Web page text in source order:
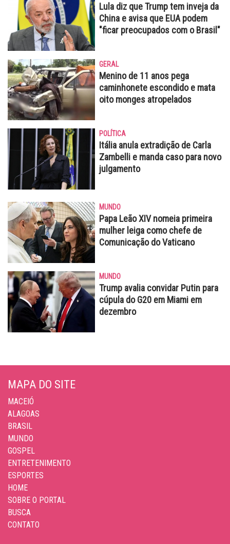
Lula diz que Trump tem inveja da
China e avisa que EUA podem
"ficar preocupados com o Brasil"
GERAL
Menino de 11 anos pega
caminhonete escondido e mata
oito monges atropelados
POLÍTICA
Itália anula extradição de Carla
Zambelli e manda caso para novo
julgamento
MUNDO
Papa Leão XIV nomeia primeira
mulher leiga como chefe de
Comunicação do Vaticano
MUNDO
Trump avalia convidar Putin para
cúpula do G20 em Miami em
dezembro
MAPA DO SITE
MACEIÓ
ALAGOAS
BRASIL
MUNDO
GOSPEL
ENTRETENIMENTO
ESPORTES
HOME
SOBRE O PORTAL
BUSCA
CONTATO